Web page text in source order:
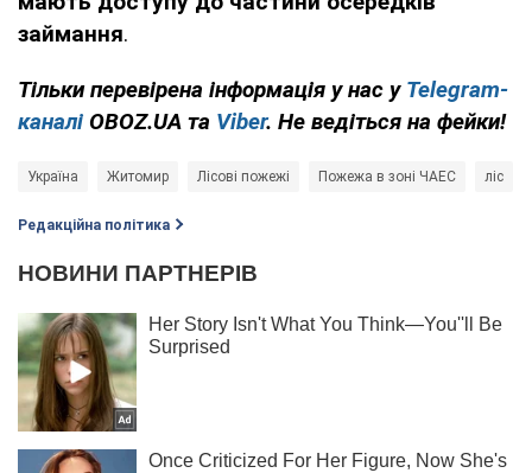
займання.
Тільки перевірена інформація у нас у Telegram-
каналі OBOZ.UA та Viber. Не ведіться на фейки!
Україна Житомир Лісові пожежі Пожежа в зоні ЧАЕС ліс
Редакційна політика